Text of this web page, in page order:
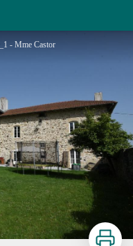
- Mme Castor
Imprimer